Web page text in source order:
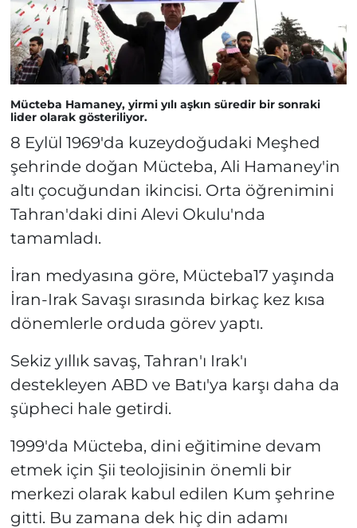
Mücteba Hamaney, yirmi yılı aşkın süredir bir sonraki
lider olarak gösteriliyor.
8 Eylül 1969'da kuzeydoğudaki Meşhed
şehrinde doğan Mücteba, Ali Hamaney'in
altı çocuğundan ikincisi. Orta öğrenimini
Tahran'daki dini Alevi Okulu'nda
tamamladı.
İran medyasına göre, Mücteba17 yaşında
İran-Irak Savaşı sırasında birkaç kez kısa
dönemlerle orduda görev yaptı.
Sekiz yıllık savaş, Tahran'ı Irak'ı
destekleyen ABD ve Batı'ya karşı daha da
şüpheci hale getirdi.
1999'da Mücteba, dini eğitimine devam
etmek için Şii teolojisinin önemli bir
merkezi olarak kabul edilen Kum şehrine
gitti. Bu zamana dek hiç din adamı